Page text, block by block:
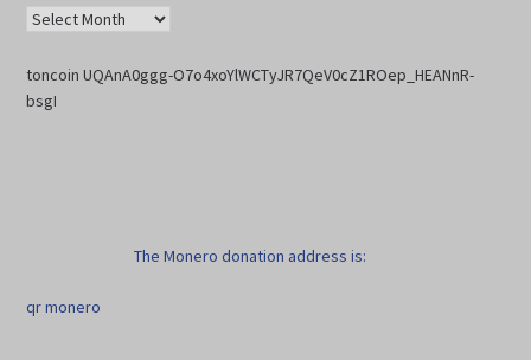
toncoin UQAnA0ggg-O7o4xoYlWCTyJR7QeV0cZ1ROep_HEANnR-
bsgI
The Monero donation address is:
qr monero